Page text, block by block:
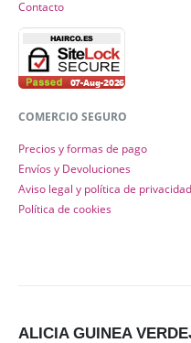
Contacto
COMERCIO SEGURO
Precios y formas de pago
Envíos y Devoluciones
Aviso legal y política de privacidad
Política de cookies
ALICIA GUINEA